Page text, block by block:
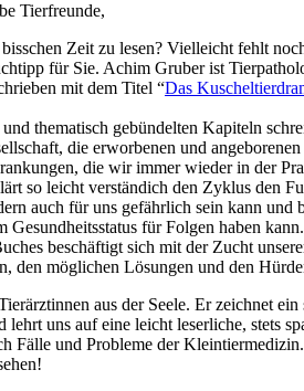
Tierfreunde,
Zeit zu lesen? Vielleicht fehlt
für Sie. Achim Gruber ist
mit dem Titel “Das
thematisch gebündelten Kapiteln
die erworbenen und
die wir immer wieder in der
so leicht verständich den Zyklus den
auch für uns gefährlich sein kann und
Gesundheitsstatus für Folgen haben kann.
beschäftigt sich mit der Zucht
den möglichen Lösungen und den
aus der Seele. Er zeichnet
lehrt uns auf eine leicht leserliche, stets
Fälle und Probleme der